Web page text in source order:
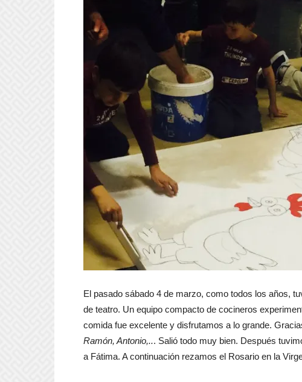
El pasado sábado 4 de marzo, como todos los años,
de teatro. Un equipo compacto de cocineros
comida fue excelente y disfrutamos a lo grande.
Ramón, Antonio,... Salió todo muy bien. Después
a Fátima. A continuación rezamos el Rosario en la